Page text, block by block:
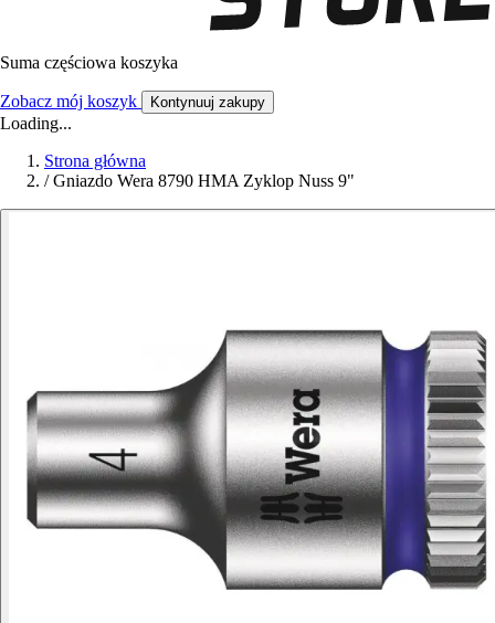
Suma częściowa koszyka
Zobacz mój koszyk Kontynuuj zakupy
Loading...
Strona główna
/ Gniazdo Wera 8790 HMA Zyklop Nuss 9"